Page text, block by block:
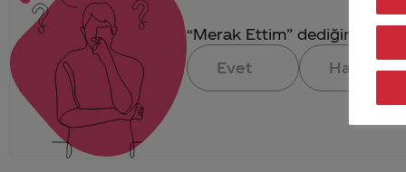
“Merak Ettim” dediğin
Evet
Hayır